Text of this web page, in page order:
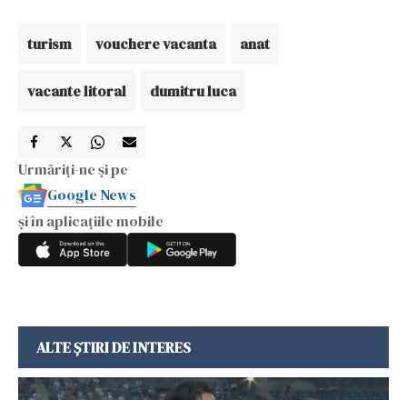
turism vouchere vacanta anat
vacante litoral dumitru luca
Urmăriți-ne și pe
Google News
și în aplicațiile mobile
ALTE ȘTIRI DE INTERES